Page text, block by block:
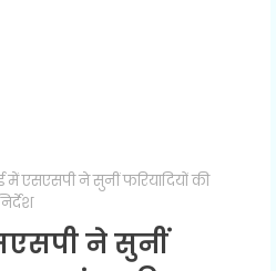
एसएसपी ने सुनीं फरियादियों की
ने सुनीं